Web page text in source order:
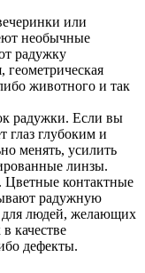
или
необычные
радужку
животного и так
радужки. Если вы
глаз глубоким и
менять, усилить
линзы.
Цветные контактные
радужную
для людей, желающих
качестве
дефекты.